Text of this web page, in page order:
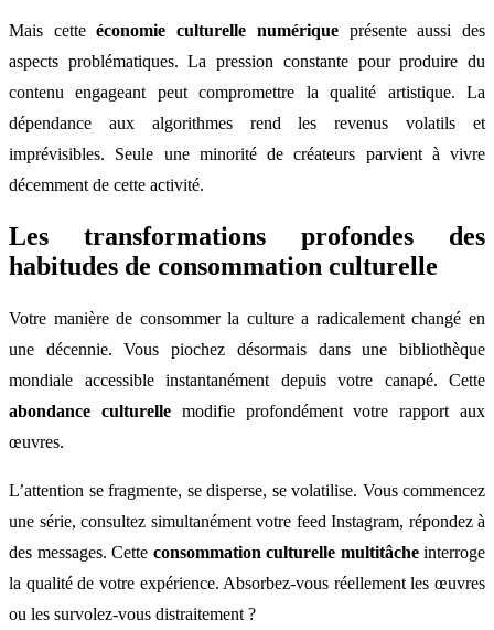
Mais cetteéconomie culturelle numériqueprésente aussi des
aspects problématiques. La pression constante pour produire du
contenu engageant peut compromettre la qualité artistique. La
dépendance aux algorithmes rend les revenus volatils et
imprévisibles. Seule une minorité de créateurs parvient à vivre
décemment de cette activité.
Les transformations profondes des
habitudes de consommation culturelle
Votre manière de consommer la culture a radicalement changé en
une décennie. Vous piochez désormais dans une bibliothèque
mondiale accessible instantanément depuis votre canapé. Cette
abondance culturellemodifie profondément votre rapport aux
œuvres.
L’attention se fragmente, se disperse, se volatilise. Vous commencez
une série, consultez simultanément votre feed Instagram, répondez à
des messages. Cette consommation culturelle multitâcheinterroge
la qualité de votre expérience. Absorbez-vous réellement les œuvres
ou les survolez-vous distraitement ?